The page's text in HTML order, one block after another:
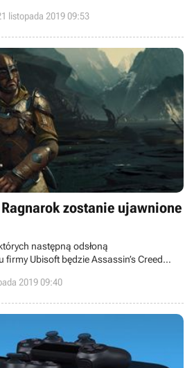
listopada 2019 09:53
Ragnarok zostanie ujawnione
następną odsłoną
Ubisoft będzie Assassin’s Creed
ujawniona w lutym przyszłego roku, a jej
wikingów.
2019 09:40